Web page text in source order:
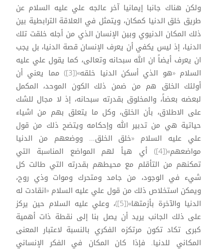
ولكن هناك جانبا إيمانيا آخر عالجه علي عليه السلام عن
طريق خلق الدنيا كمكان، ويتمثل في العلاقة الترابطية بين
ذلك المكان الدنيوي وبين الإنسان الذي من أجله خلقت تلك
الدنيا، إذ ليس يكفي أن يعرف الإنسان قصة الدنيا، بل يجب
ان يعرف أيضاً ان الله سبحانه وتعالى، كما يقول علي عليه
السلام «هو الذي أسكن الدنيا خلقه»([3]) مما يعني أن
أولئك الخلق هم من ضمن ذلك الكون الموحد، المكمل
لبعضه بعضاً، والمخلوق بقدرته سبحانه، إذ لا مجال للشك
على الاطلاق، بأن الخلق، وكل ما يتعلق بهم من اشياء
حياتية هي من تدبير الله وإحكامه ويتضح ذلك من قول
علي عليه السلام «خلق الخلق... ووضعهم من الدنيا
مواضعهم»([4]) أي هيأ لهم المواضع المناسبة التي
تمكنهم من التأقلم مع محيطهم بقدرته التي طالت كل
شيء في الوجود، من جامد ومتحرك وموات وذي روح،
ويمكن استخلاص ذلك من قول علي عليه السلام «انقادت له
الدنيا والآخرة بأزمتها»([5])، وعلي عليه السلام حين يركز
على ذلك الجانب يريد أن يصل بنا إلى نقطة ذات أهمية
كبرى تكاد تكون مرتكزه الفكري بالنسبة لاعتبار المعنى
المكاني للدنيا. فإذا كان المكان في الفكر الإنساني